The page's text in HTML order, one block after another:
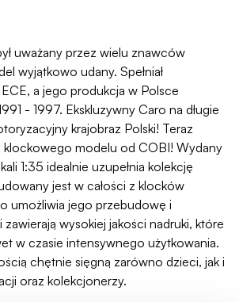
uważany przez wielu znawców
wyjątkowo udany. Spełniał
a jego produkcja w Polsce
- 1997. Ekskluzywny Caro na długie
krajobraz Polski! Teraz
modelu od COBI! Wydany
1:35 idealnie uzupełnia kolekcję
jest w całości z klocków
umożliwia jego przebudowę i
wysokiej jakości nadruki, które
w czasie intensywnego użytkowania.
chętnie sięgną zarówno dzieci, jak i
oraz kolekcjonerzy.